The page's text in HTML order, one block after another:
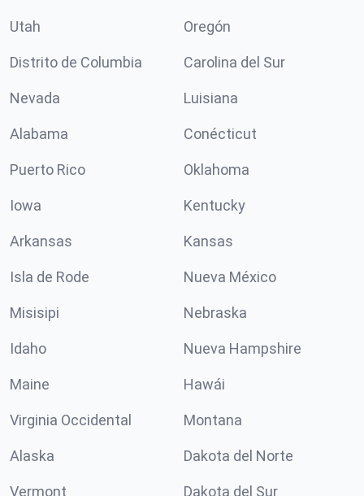
Utah Oregón
Distrito de Columbia Carolina del Sur
Nevada Luisiana
Alabama Conécticut
Puerto Rico Oklahoma
Iowa Kentucky
Arkansas Kansas
Isla de Rode Nueva México
Misisipi Nebraska
Idaho Nueva Hampshire
Maine Hawái
Virginia Occidental Montana
Alaska Dakota del Norte
Vermont Dakota del Sur